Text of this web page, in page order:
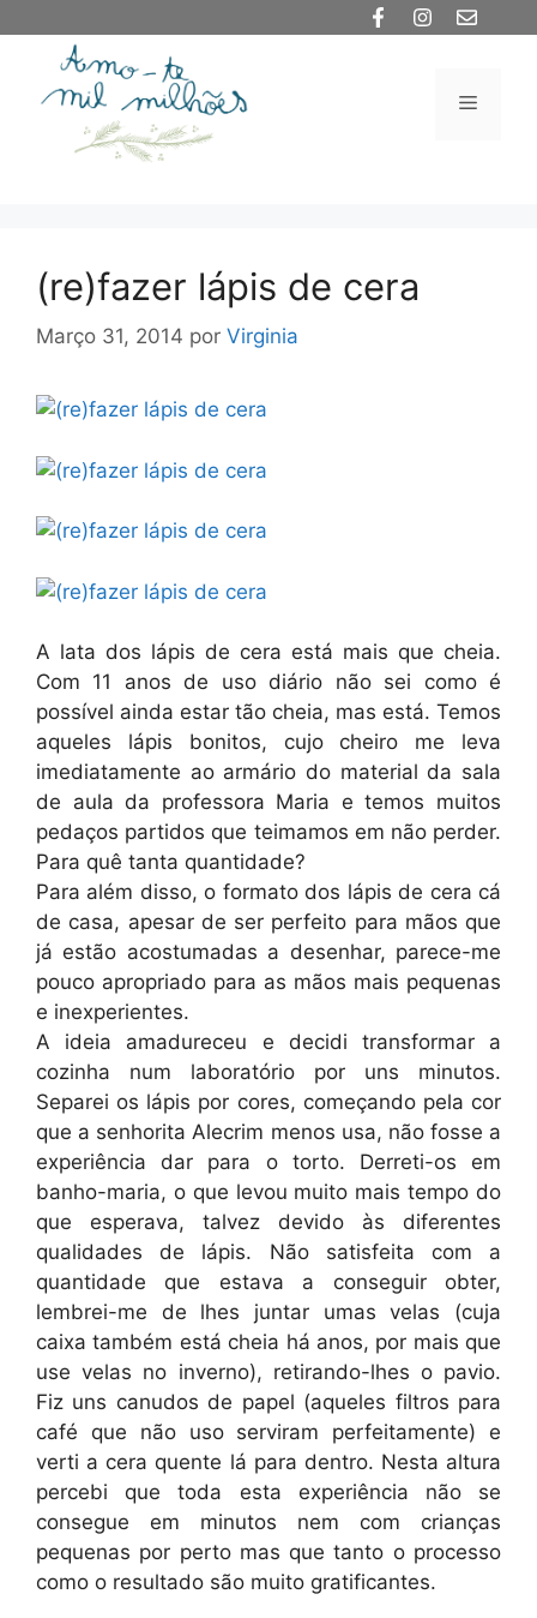
conteúdo
Menu
(re)fazer lápis de cera
Março 31, 2014 por Virginia
A lata dos lápis de cera está mais que cheia.
Com 11 anos de uso diário não sei como é
possível ainda estar tão cheia, mas está. Temos
aqueles lápis bonitos, cujo cheiro me leva
imediatamente ao armário do material da sala
de aula da professora Maria e temos muitos
pedaços partidos que teimamos em não perder.
Para quê tanta quantidade?
Para além disso, o formato dos lápis de cera cá
de casa, apesar de ser perfeito para mãos que
já estão acostumadas a desenhar, parece-me
pouco apropriado para as mãos mais pequenas
e inexperientes.
A ideia amadureceu e decidi transformar a
cozinha num laboratório por uns minutos.
Separei os lápis por cores, começando pela cor
que a senhorita Alecrim menos usa, não fosse a
experiência dar para o torto. Derreti-os em
banho-maria, o que levou muito mais tempo do
que esperava, talvez devido às diferentes
qualidades de lápis. Não satisfeita com a
quantidade que estava a conseguir obter,
lembrei-me de lhes juntar umas velas (cuja
caixa também está cheia há anos, por mais que
use velas no inverno), retirando-lhes o pavio.
Fiz uns canudos de papel (aqueles filtros para
café que não uso serviram perfeitamente) e
verti a cera quente lá para dentro. Nesta altura
percebi que toda esta experiência não se
consegue em minutos nem com crianças
pequenas por perto mas que tanto o processo
como o resultado são muito gratificantes.